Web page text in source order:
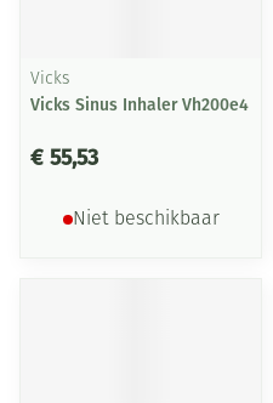
Vicks
Vicks Sinus Inhaler Vh200e4
€ 55,53
Niet beschikbaar